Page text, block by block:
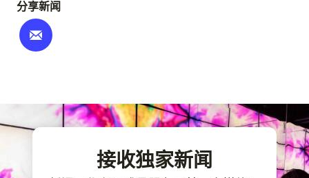
分享新闻
接收独家新闻